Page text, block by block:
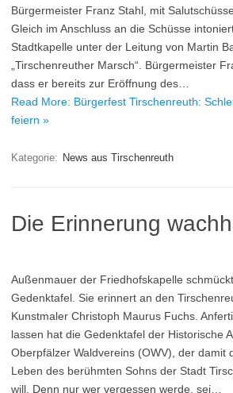
Bürgermeister Franz Stahl, mit
Gleich im Anschluss an die Schüsse
Stadtkapelle unter der Leitung von Martin
„Tirschenreuther Marsch“. Bürgermeister
dass er bereits zur Eröffnung des…
Read More: Bürgerfest Tirschenreuth:
feiern »
Kategorie: News aus Tirschenreuth
Die Erinnerung
Außenmauer der Friedhofskapelle
Gedenktafel. Sie erinnert an den
Kunstmaler Christoph Maurus Fuchs.
lassen hat die Gedenktafel der Historische
Oberpfälzer Waldvereins (OWV), der damit
Leben des berühmten Sohns der Stadt
will. Denn nur wer vergessen werde, sei…